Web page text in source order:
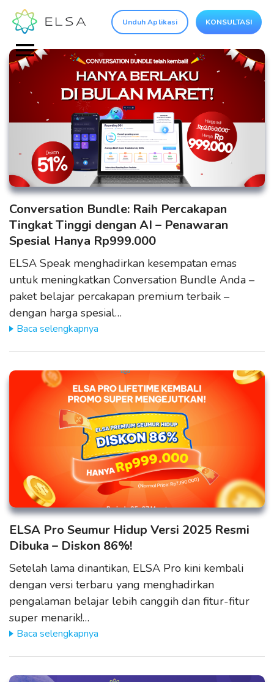
Unduh Aplikasi KONSULTASI
Conversation Bundle: Raih Percakapan
Tingkat Tinggi dengan AI – Penawaran
Spesial Hanya Rp999.000
ELSA Speak menghadirkan kesempatan emas
untuk meningkatkan Conversation Bundle Anda –
paket belajar percakapan premium terbaik –
dengan harga spesial…
Baca selengkapnya
ELSA Pro Seumur Hidup Versi 2025 Resmi
Dibuka – Diskon 86%!
Setelah lama dinantikan, ELSA Pro kini kembali
dengan versi terbaru yang menghadirkan
pengalaman belajar lebih canggih dan fitur-fitur
super menarik!…
Baca selengkapnya